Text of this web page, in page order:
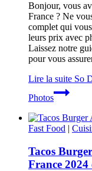
Bonjour, vous
France ? Ne
complet qui
leurs prix avec
Laissez notre
pour vous
Lire la suite So
Photos
Fast Food |
Tacos
France 2024